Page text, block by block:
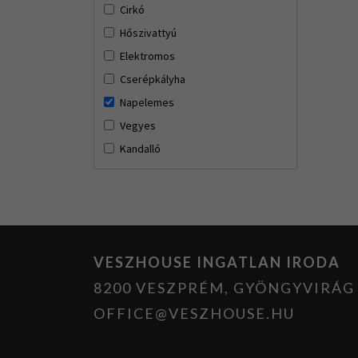
Cirkó
Hőszivattyú
Elektromos
Cserépkályha
Napelemes
Vegyes
Kandalló
VESZHOUSE INGATLAN IRODA
8200 VESZPRÉM,
OFFICE@VESZHOUSE.HU